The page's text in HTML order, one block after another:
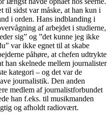
til sidst var måske, at han kun i
i orden. Hans indblanding i
af arbejdet i studierne,
sig” og ”det kunne jeg ikke
var ikke egnet til at skabe
påhøre, at chefen udtrykte
han skelnede mellem journalister
kategori – og det var de
journalistik. Den anden
medlem af journalistforbundet
han f.eks. til musikmanden
og afholdt radiovært.